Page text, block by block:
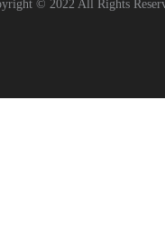
© 2022 All Rights